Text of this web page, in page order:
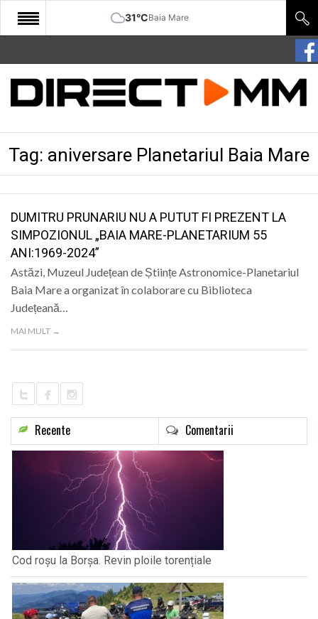
31°CBaia Mare
START
COMUNITATE
CULTURA
SANATATE
SPORT
SPECIAL
LIFE
Tag: aniversare Planetariul Baia Mare
DUMITRU PRUNARIU NU A PUTUT FI PREZENT LA
SIMPOZIONUL „BAIA MARE-PLANETARIUM 55
ANI:1969-2024”
Astăzi, Muzeul Județean de Științe Astronomice-Planetariul
Baia Mare a organizat în colaborare cu Biblioteca
Județeană…
MAI MULT →
Recente Comentarii
Cod roșu la Borșa. Revin ploile torențiale